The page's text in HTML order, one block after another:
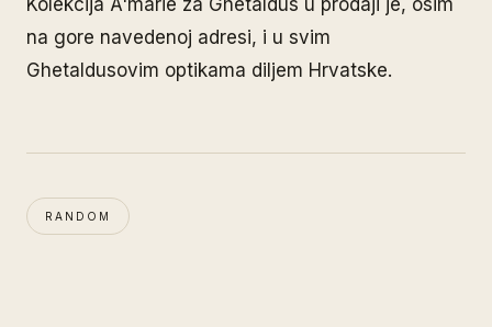
Kolekcija A'marie za Ghetaldus u prodaji je, osim
na gore navedenoj adresi, i u svim
Ghetaldusovim optikama diljem Hrvatske.
RANDOM